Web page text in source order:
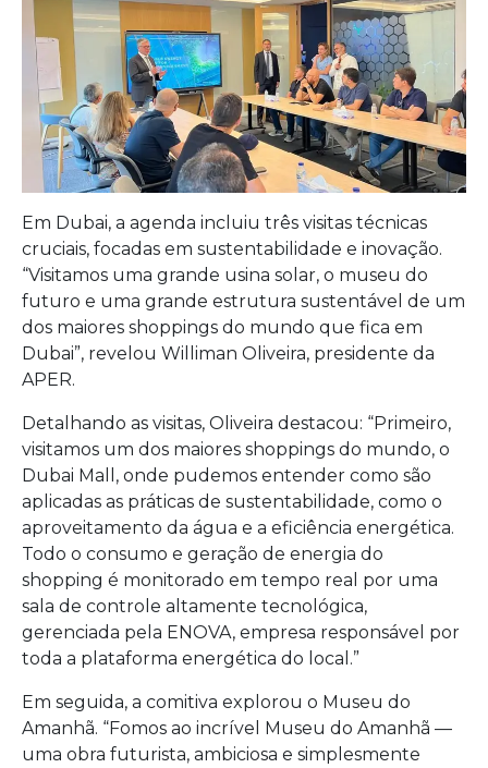
Em Dubai, a agenda incluiu três visitas técnicas
cruciais, focadas em sustentabilidade e inovação.
“Visitamos uma grande usina solar, o museu do
futuro e uma grande estrutura sustentável de um
dos maiores shoppings do mundo que fica em
Dubai”, revelou Williman Oliveira, presidente da
APER.
Detalhando as visitas, Oliveira destacou: “Primeiro,
visitamos um dos maiores shoppings do mundo, o
Dubai Mall, onde pudemos entender como são
aplicadas as práticas de sustentabilidade, como o
aproveitamento da água e a eficiência energética.
Todo o consumo e geração de energia do
shopping é monitorado em tempo real por uma
sala de controle altamente tecnológica,
gerenciada pela ENOVA, empresa responsável por
toda a plataforma energética do local.”
Em seguida, a comitiva explorou o Museu do
Amanhã. “Fomos ao incrível Museu do Amanhã —
uma obra futurista, ambiciosa e simplesmente